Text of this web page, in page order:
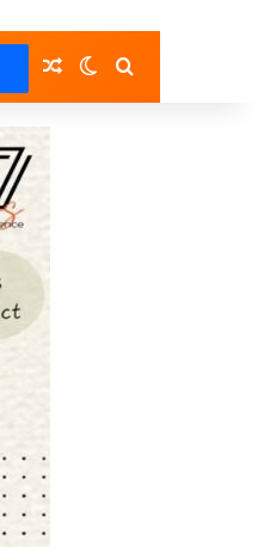
Random Article
Switch skin
Search for